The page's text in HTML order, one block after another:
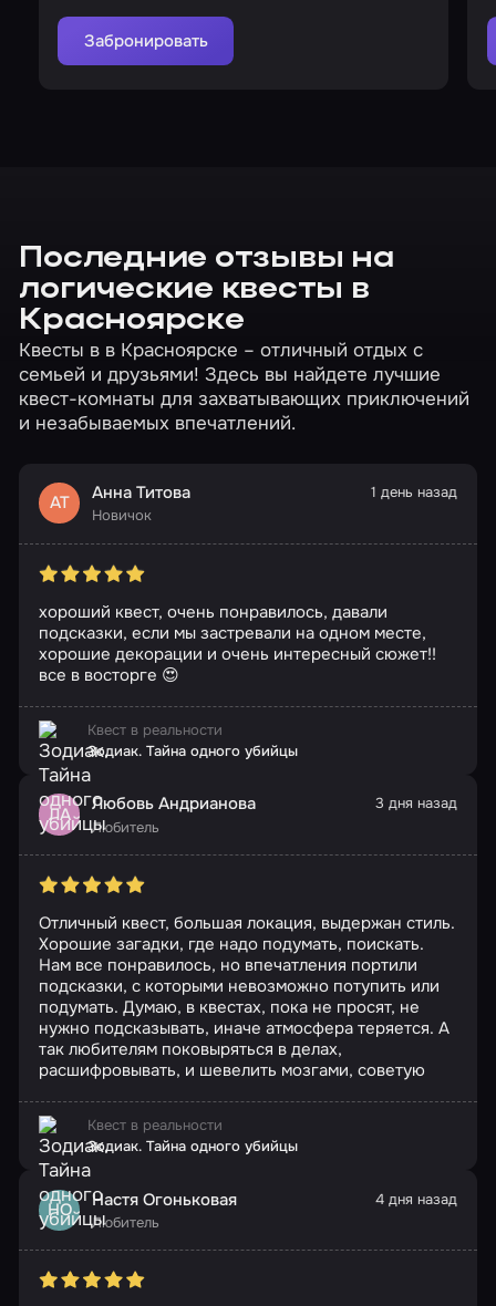
Забронировать
Последние отзывы на
логические квесты в
Красноярске
Квесты в в Красноярске – отличный отдых с
семьей и друзьями! Здесь вы найдете лучшие
квест-комнаты для захватывающих приключений
и незабываемых впечатлений.
АТ Анна Титова
Новичок
1 день назад
хороший квест, очень понравилось, давали
подсказки, если мы застревали на одном месте,
хорошие декорации и очень интересный сюжет!!
все в восторге 😍
Квест в реальности
Зодиак. Тайна одного убийцы
ЛА Любовь Андрианова
Любитель
3 дня назад
Отличный квест, большая локация, выдержан стиль.
Хорошие загадки, где надо подумать, поискать.
Нам все понравилось, но впечатления портили
подсказки, с которыми невозможно потупить или
подумать. Думаю, в квестах, пока не просят, не
нужно подсказывать, иначе атмосфера теряется. А
так любителям поковыряться в делах,
расшифровывать, и шевелить мозгами, советую
Квест в реальности
Зодиак. Тайна одного убийцы
НО Настя Огоньковая
Любитель
4 дня назад